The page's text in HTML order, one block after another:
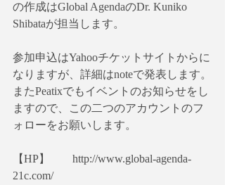
の作成はGlobal AgendaのDr. Kuniko
Shibataが担当します。
参加申込はYahooチケットサイトからに
なりますが、詳細はnoteで発表します。
またPeatixでもイベントのお知らせをし
ますので、この二つのアカウントのフ
ォローをお願いします。
【HP】　　http://www.global-agenda-
21c.com/